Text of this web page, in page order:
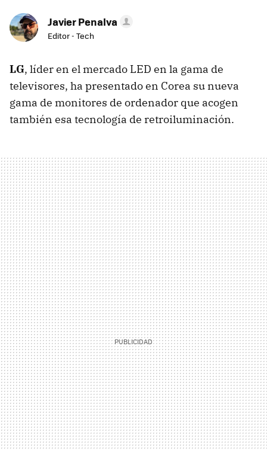
Javier Penalva
Editor - Tech
LG, líder en el mercado LED en la gama de
televisores, ha presentado en Corea su nueva
gama de monitores de ordenador que acogen
también esa tecnología de retroiluminación.